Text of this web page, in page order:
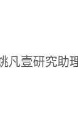
凡壹研究助